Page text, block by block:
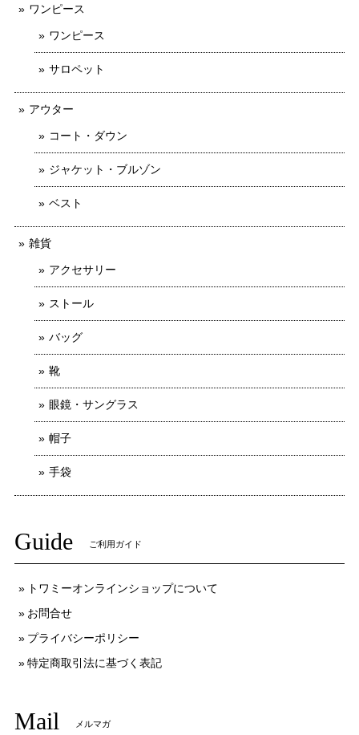
ワンピース
ワンピース
サロペット
アウター
コート・ダウン
ジャケット・ブルゾン
ベスト
雑貨
アクセサリー
ストール
バッグ
靴
眼鏡・サングラス
帽子
手袋
Guide ご利用ガイド
トワミーオンラインショップについて
お問合せ
プライバシーポリシー
特定商取引法に基づく表記
Mail メルマガ